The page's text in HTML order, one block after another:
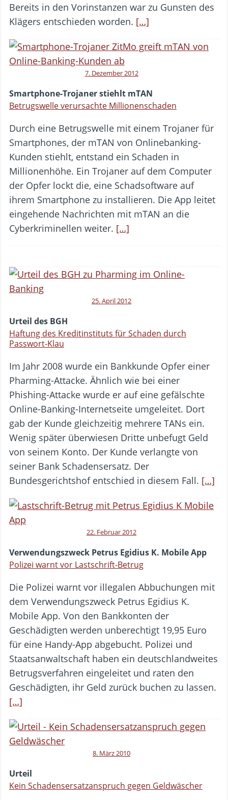
Bereits in den Vorinstanzen war zu Gunsten des
Klägers entschieden worden. […]
7. Dezember 2012
Smartphone-Trojaner stiehlt mTAN
Betrugswelle verursachte Millionenschaden
Durch eine Betrugswelle mit einem Trojaner für
Smartphones, der mTAN von Onlinebanking-
Kunden stiehlt, entstand ein Schaden in
Millionenhöhe. Ein Trojaner auf dem Computer
der Opfer lockt die, eine Schadsoftware auf
ihrem Smartphone zu installieren. Die App leitet
eingehende Nachrichten mit mTAN an die
Cyberkriminellen weiter. […]
25. April 2012
Urteil des BGH
Haftung des Kreditinstituts für Schaden durch
Passwort-Klau
Im Jahr 2008 wurde ein Bankkunde Opfer einer
Pharming-Attacke. Ähnlich wie bei einer
Phishing-Attacke wurde er auf eine gefälschte
Online-Banking-Internetseite umgeleitet. Dort
gab der Kunde gleichzeitig mehrere TANs ein.
Wenig später überwiesen Dritte unbefugt Geld
von seinem Konto. Der Kunde verlangte von
seiner Bank Schadensersatz. Der
Bundesgerichtshof entschied in diesem Fall. […]
22. Februar 2012
Verwendungszweck Petrus Egidius K. Mobile App
Polizei warnt vor Lastschrift-Betrug
Die Polizei warnt vor illegalen Abbuchungen mit
dem Verwendungszweck Petrus Egidius K.
Mobile App. Von den Bankkonten der
Geschädigten werden unberechtigt 19,95 Euro
für eine Handy-App abgebucht. Polizei und
Staatsanwaltschaft haben ein deutschlandweites
Betrugsverfahren eingeleitet und raten den
Geschädigten, ihr Geld zurück buchen zu lassen.
[…]
8. März 2010
Urteil
Kein Schadensersatzanspruch gegen Geldwäscher